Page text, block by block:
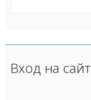
Вход на сайт